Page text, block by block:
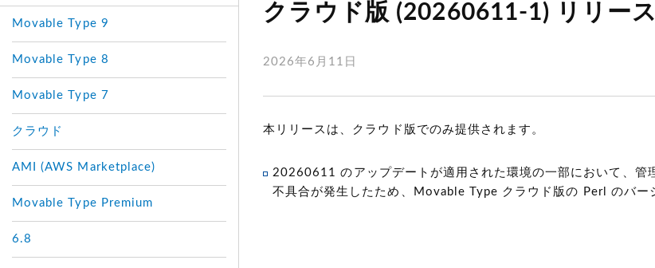
クラウド版 (20260611-1) リリー
2026年6月11日
本リリースは、クラウド版でのみ提供されます。
20260611 のアップデートが適用された環境の一部において、管
不具合が発生したため、Movable Type クラウド版の Perl のバ
Movable Type 9
Movable Type 8
Movable Type 7
クラウド
AMI (AWS Marketplace)
Movable Type Premium
6.8